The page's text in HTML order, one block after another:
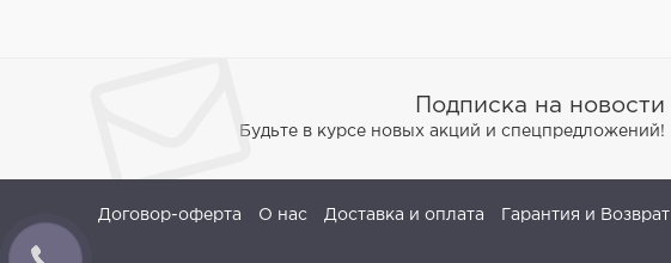
Подписка на новости
Будьте в курсе новых акций и спецпредложений!
Договор-оферта О нас Доставка и оплата Гарантия и Возврат